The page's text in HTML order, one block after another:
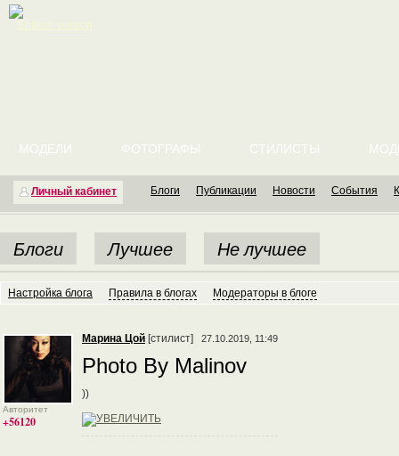
Личный кабинет
МОДЕЛИ ФОТОГРАФЫ СТИЛИСТЫ
Блоги Публикации Новости События
Блоги Лучшее Не лучшее
Настройка блога Правила в блогах Модераторы в блоге
Авторитет
+56120
Марина Цой [стилист] 27.10.2019, 11:49
Photo By Malinov
))